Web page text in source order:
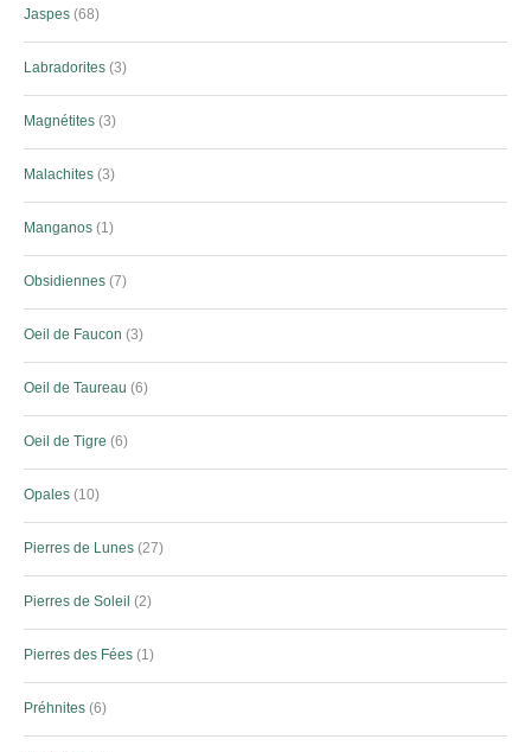
Jaspes 68
Labradorites 3
Magnétites 3
Malachites 3
Manganos 1
Obsidiennes 7
Oeil de Faucon 3
Oeil de Taureau 6
Oeil de Tigre 6
Opales 10
Pierres de Lunes 27
Pierres de Soleil 2
Pierres des Fées 1
Préhnites 6